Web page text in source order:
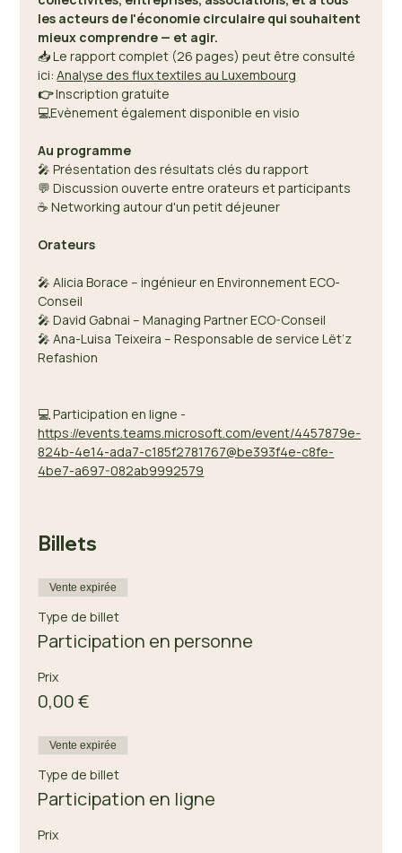
les acteurs de l'économie circulaire qui souhaitent
mieux comprendre — et agir.
📥 Le rapport complet (26 pages) peut être consulté
ici: Analyse des flux textiles au Luxembourg
👉 Inscription gratuite
💻Evènement également disponible en visio
Au programme
🎤 Présentation des résultats clés du rapport
💬 Discussion ouverte entre orateurs et participants
☕ Networking autour d'un petit déjeuner
Orateurs
🎤 Alicia Borace – ingénieur en Environnement ECO-
Conseil
🎤 David Gabnai – Managing Partner ECO-Conseil
🎤 Ana-Luisa Teixeira – Responsable de service Lët’z
Refashion
💻 Participation en ligne -
https://events.teams.microsoft.com/event/4457879e-
824b-4e14-ada7-c185f2781767@be393f4e-c8fe-
4be7-a697-082ab9992579
Billets
Vente expirée
Type de billet
Participation en personne
Prix
0,00 €
Vente expirée
Type de billet
Participation en ligne
Prix